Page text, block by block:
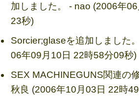
加しました。 - nao (2006年
23秒)
Sorcier;glaseを追加しました
06年09月10日 22時58分09秒)
SEX MACHINEGUNS関連の
秋良 (2006年10月03日 22時